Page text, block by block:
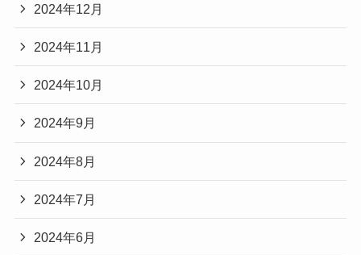
2024年12月
2024年11月
2024年10月
2024年9月
2024年8月
2024年7月
2024年6月